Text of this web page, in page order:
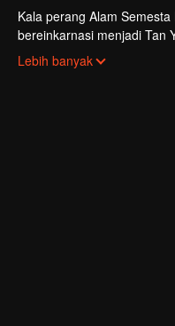
Kala perang Alam
bereinkarnasi menjadi Tan
membangkitkan ingatan
Kemudian Tan Yun
Lebih banyak